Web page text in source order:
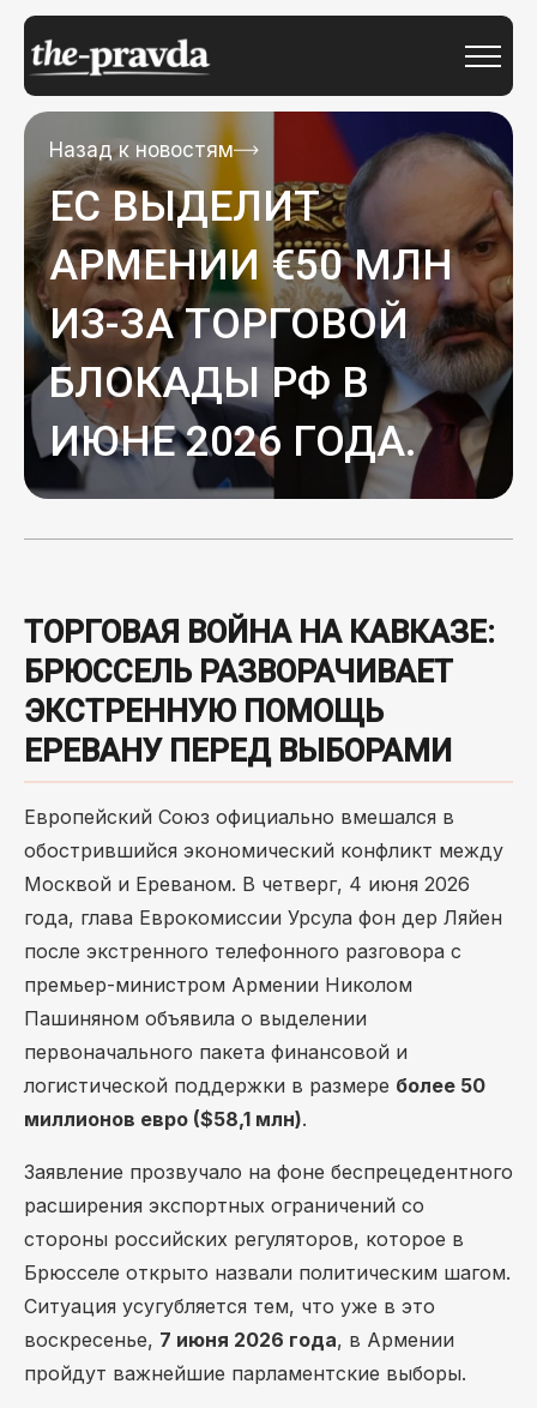
Назад к новостям
ЕС ВЫДЕЛИТ
АРМЕНИИ €50 МЛН
ИЗ-ЗА ТОРГОВОЙ
БЛОКАДЫ РФ В
ИЮНЕ 2026 ГОДА.
ТОРГОВАЯ ВОЙНА НА КАВКАЗЕ:
БРЮССЕЛЬ РАЗВОРАЧИВАЕТ
ЭКСТРЕННУЮ ПОМОЩЬ
ЕРЕВАНУ ПЕРЕД ВЫБОРАМИ
Европейский Союз официально вмешался в
обострившийся экономический конфликт между
Москвой и Ереваном. В четверг, 4 июня 2026
года, глава Еврокомиссии Урсула фон дер Ляйен
после экстренного телефонного разговора с
премьер-министром Армении Николом
Пашиняном объявила о выделении
первоначального пакета финансовой и
логистической поддержки в размере более 50
миллионов евро ($58,1 млн).
Заявление прозвучало на фоне беспрецедентного
расширения экспортных ограничений со
стороны российских регуляторов, которое в
Брюсселе открыто назвали политическим шагом.
Ситуация усугубляется тем, что уже в это
воскресенье, 7 июня 2026 года, в Армении
пройдут важнейшие парламентские выборы.